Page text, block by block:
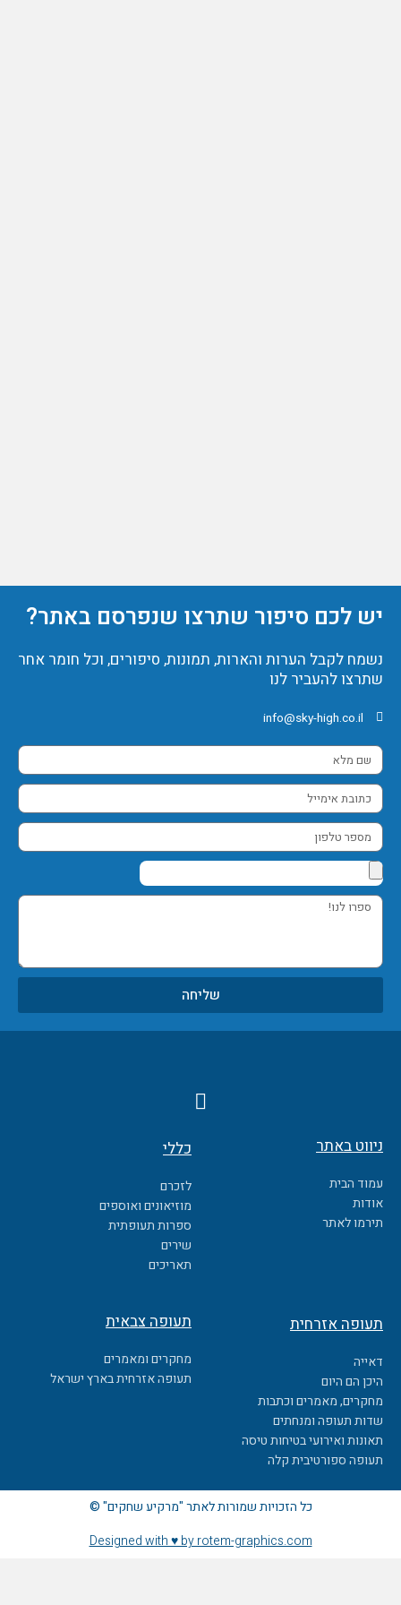
יש לכם סיפור שתרצו שנפרסם באתר?
נשמח לקבל הערות והארות, תמונות, סיפורים, וכל חומר אחר
שתרצו להעביר לנו
info@sky-high.co.il
שם
מלא
כתובת
אימייל
מספר
טלפון
ספרו
שליחה
F
a
ניווט באתר
עמוד הבית
אודות
תירמו לאתר
כללי
לזכרם
מוזיאונים ואוספים
ספרות תעופתית
שירים
תאריכים
תעופה אזרחית
דאייה
היכן הם היום
מחקרים, מאמרים וכתבות
שדות תעופה ומנחתים
תאונות ואירועי בטיחות טיסה
תעופה ספורטיבית קלה
תעופה צבאית
מחקרים ומאמרים
תעופה אזרחית בארץ ישראל
כל הזכויות שמורות לאתר "מרקיע שחקים" ©
Designed with ♥ by rotem-graphics.com